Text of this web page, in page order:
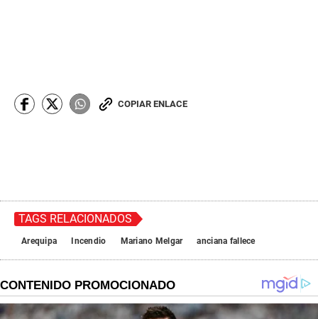
COPIAR ENLACE
TAGS RELACIONADOS
Arequipa Incendio Mariano Melgar anciana fallece